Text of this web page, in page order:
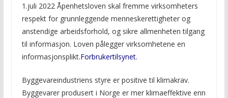
1.juli 2022 Åpenhetsloven skal fremme virksomheters
respekt for grunnleggende menneskerettigheter og
anstendige arbeidsforhold, og sikre allmenheten tilgang
til informasjon. Loven pålegger virksomhetene en
informasjonsplikt.Forbrukertilsynet.
Byggevareindustriens styre er positive til klimakrav.
Byggevarer produsert i Norge er mer klimaeffektive enn